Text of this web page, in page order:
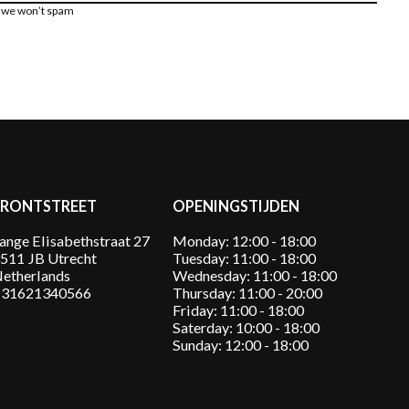
won’t spam
Elisabethstraat 27
JB Utrecht
OPENINGSTIJDEN
Monday: 12:00 - 18:00
Tuesday: 11:00 - 18:00
Wednesday: 11:00 - 18:00
Thursday: 11:00 - 20:00
Friday: 11:00 - 18:00
Saterday: 10:00 - 18:00
Sunday: 12:00 - 18:00